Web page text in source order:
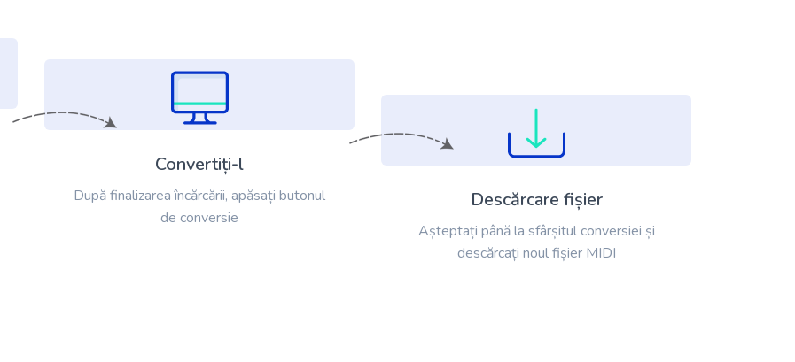
Convertiți-l
După finalizarea încărcării, apăsați butonul
de conversie
Descărcare fișier
Așteptați până la sfârșitul conversiei și
descărcați noul fișier MIDI